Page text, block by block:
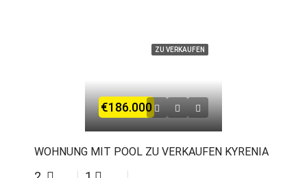
ZU VERKAUFEN
€186.000
WOHNUNG MIT POOL ZU VERKAUFEN KYRENIA